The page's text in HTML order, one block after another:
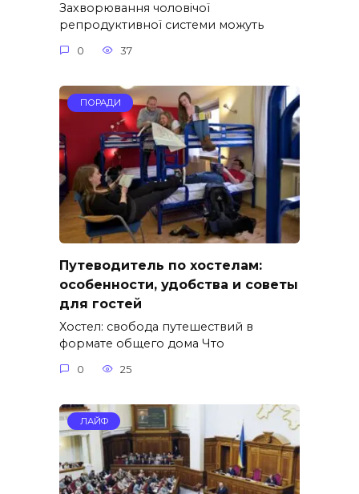
Захворювання чоловічої
репродуктивної системи можуть
0 37
ПОРАДИ
Путеводитель по хостелам:
особенности, удобства и советы
для гостей
Хостел: свобода путешествий в
формате общего дома Что
0 25
ЛАЙФ